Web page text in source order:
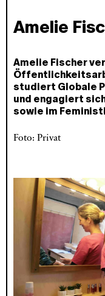
Amelie
Amelie Fischer
studiert Globale
und engagiert
sowie im
Foto: Privat